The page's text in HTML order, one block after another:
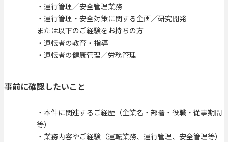
・運行管理／安全管理業務
・運行管理・安全対策に関する企画／研究開発
または以下のご経験をお持ちの方
・運転者の教育・指導
・運転者の健康管理／労務管理
事前に確認したいこと
・本件に関連するご経歴（企業名・部署・役職・従事期間
等）
・業務内容やご経験（運転業務、運行管理、安全管理等）